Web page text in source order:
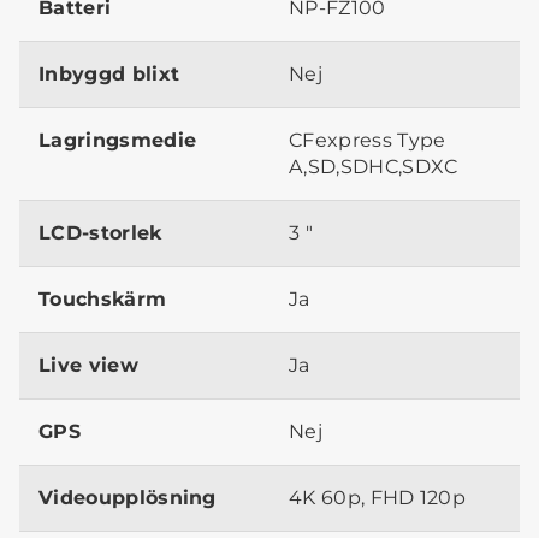
Batteri NP-FZ100
Inbyggd blixt Nej
Lagringsmedie
CFexpress Type
A,SD,SDHC,SDXC
LCD-storlek 3 "
Touchskärm Ja
Live view Ja
GPS Nej
Videoupplösning 4K 60p, FHD 120p